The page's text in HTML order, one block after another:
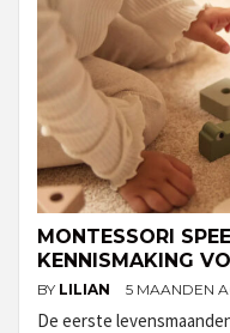
MONTESSORI
KENNISMAKING
BY LILIAN 5 MAANDEN
De eerste